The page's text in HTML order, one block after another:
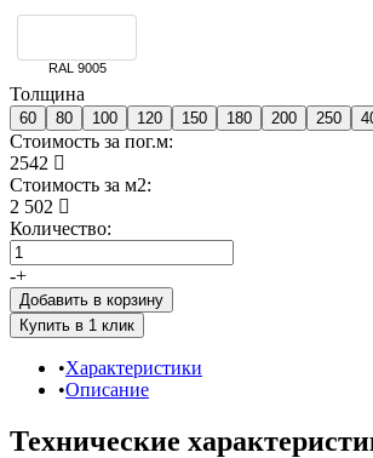
RAL 9005
Толщина
60 80 100 120 150 180 200 250
Стоимость за пог.м:
2542
Стоимость за м2:
2 502
Количество:
-+
Добавить в корзину
Характеристики
Описание
Технические